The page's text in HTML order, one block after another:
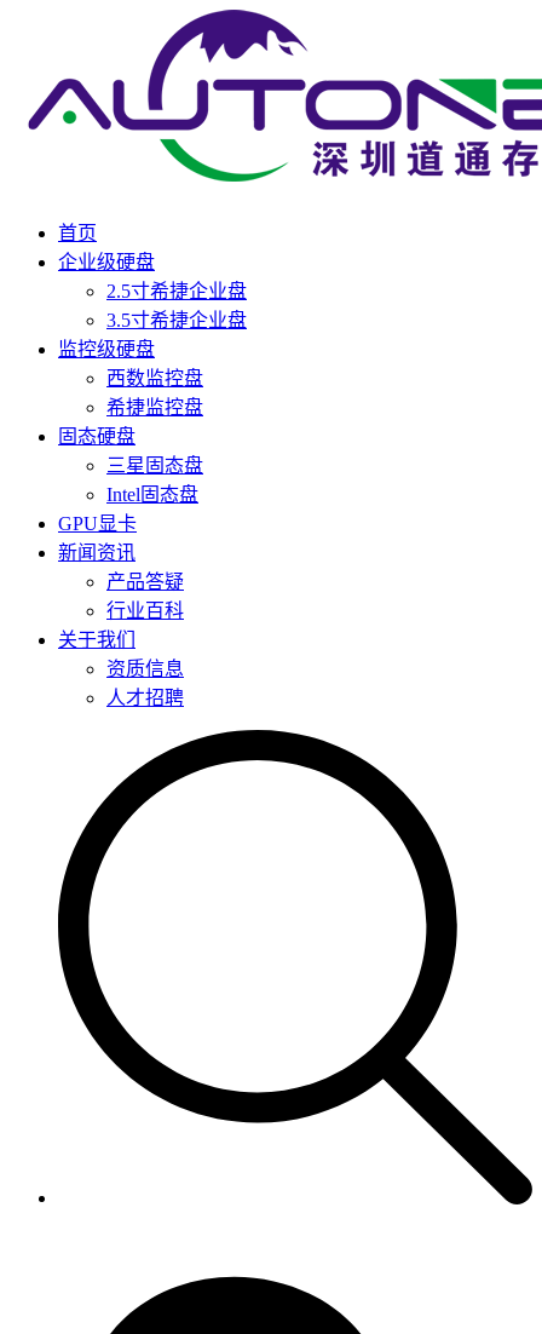
首页
企业级硬盘
2.5寸希捷企业盘
3.5寸希捷企业盘
监控级硬盘
西数监控盘
希捷监控盘
固态硬盘
三星固态盘
Intel固态盘
GPU显卡
新闻资讯
产品答疑
行业百科
关于我们
资质信息
人才招聘